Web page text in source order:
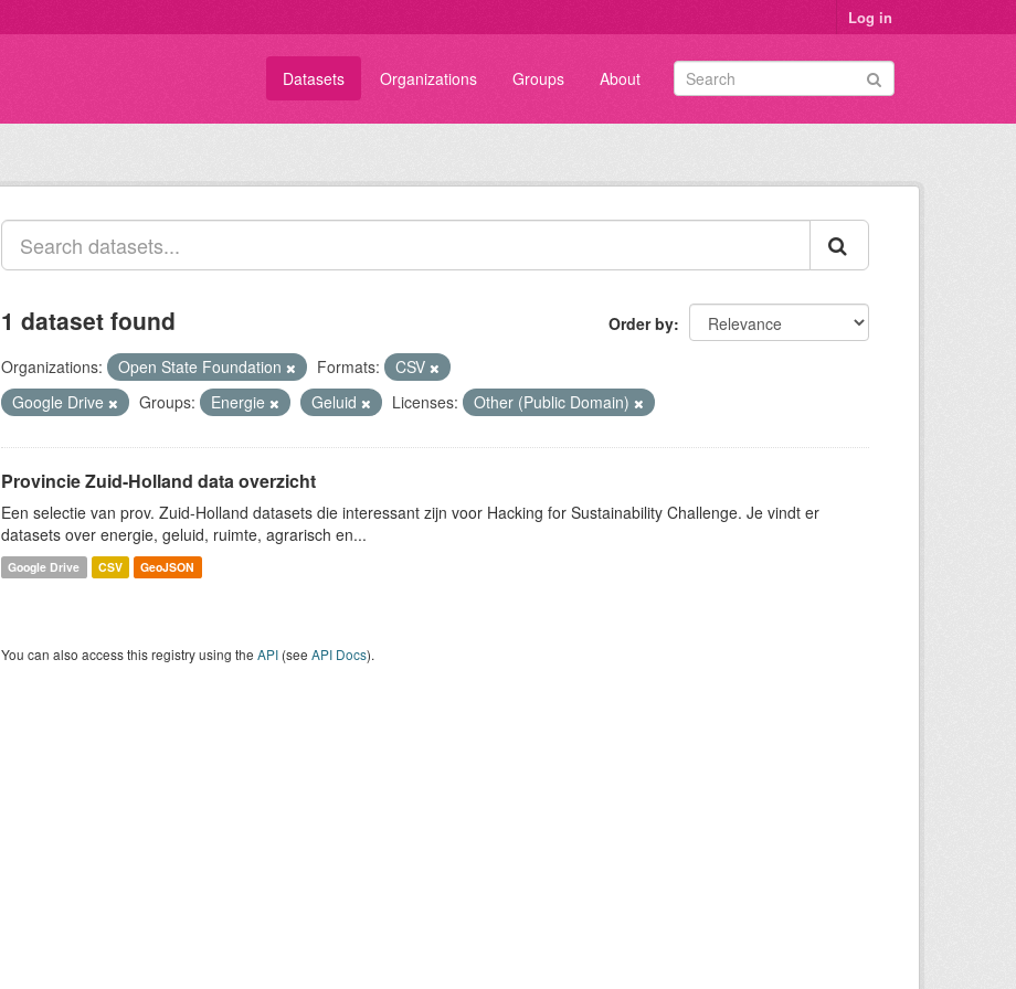
Log in
Datasets Organizations Groups About
Order by
1 dataset found
Organizations: Open State Foundation Formats:
CSV
Google Drive
Groups: Energie Geluid Licenses: Other (Public Domain)
Provincie Zuid-Holland data overzicht
Een selectie van prov. Zuid-Holland datasets die interessant zijn voor Hacking for Sustainability Challenge. Je vindt er
datasets over energie, geluid, ruimte, agrarisch en...
Google Drive CSV GeoJSON
You can also access this registry using the API (see API Docs).